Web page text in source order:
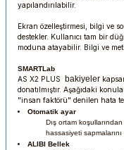
yapılandırılabilir.
Ekran özelleştirmesi, bilgi ve
destekler. Kullanıcı tam bir
moduna atayabilir. Bilgi ve
SMARTLab
AS X2 PLUS bakiyeler
donatılmıştır. Aşağıdaki
"insan faktörü" denilen hata
Otomatik ayar
Dış ortam
hassasiyeti
ALIBI Bellek